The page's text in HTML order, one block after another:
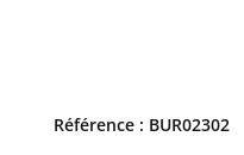
Référence : BUR02302